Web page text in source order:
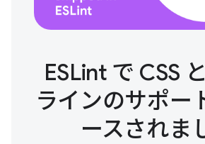
ESLint で CSS
ラインのサポー
ースされま